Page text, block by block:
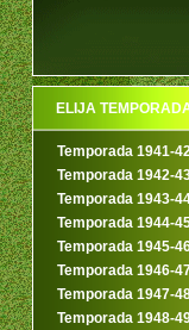
ELIJA
Temporada 1941-
Temporada 1942-
Temporada 1943-
Temporada 1944-
Temporada 1945-
Temporada 1946-
Temporada 1947-
Temporada 1948-